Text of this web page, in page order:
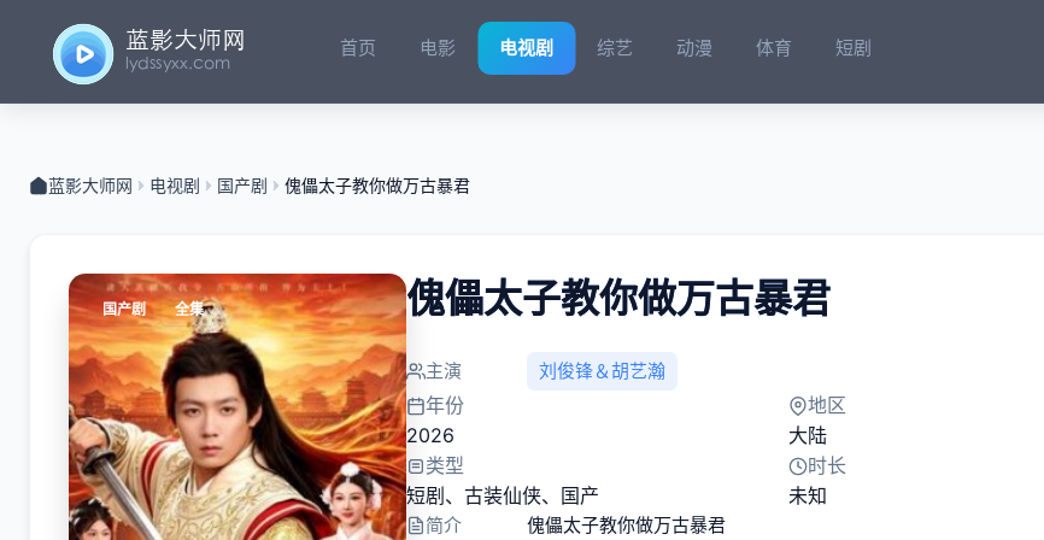
首页 电影 电视剧 综艺 动漫 体育 短剧
蓝影大师网 电视剧 国产剧 傀儡太子教你做万古暴君
国产剧 全集 傀儡太子教你做万古暴君
主演 刘俊锋＆胡艺瀚
年份
2026
地区
大陆
类型
短剧 、 古装仙侠、 国产
时长
未知
简介 傀儡太子教你做万古暴君